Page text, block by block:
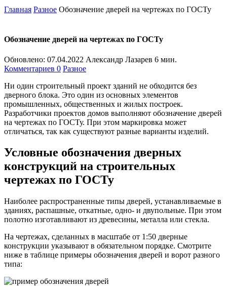
Главная Разное Обозначение дверей на чертежах по ГОСТу
Обозначение дверей на чертежах по ГОСТу
Обновлено: 07.04.2022 Александр Лазарев 6 мин.
Комментариев 0 Разное
Ни один строительный проект зданий не обходится без
дверного блока. Это один из основных элементов
промышленных, общественных и жилых построек.
Разработчики проектов домов выполняют обозначение дверей
на чертежах по ГОСТу. При этом маркировка может
отличаться, так как существуют разные варианты изделий.
Условные обозначения дверных
конструкций на строительных
чертежах по ГОСТу
Наиболее распространенные типы дверей, устанавливаемые в
зданиях, распашные, откатные, одно- и двупольные. При этом
полотно изготавливают из древесины, металла или стекла.
На чертежах, сделанных в масштабе от 1:50 дверные
конструкции указывают в обязательном порядке. Смотрите
ниже в таблице примеры обозначения дверей и ворот разного
типа: